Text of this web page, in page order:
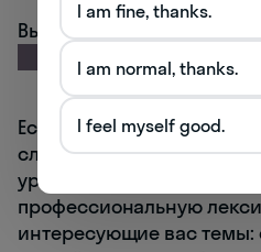
Вы новичок в HR — так
Если хотите совсем
сленге,приходите
уроках вы сможете
профессиональную
интересующие вас темы:
I am fine, thanks.
I am normal, thanks.
I feel myself good.